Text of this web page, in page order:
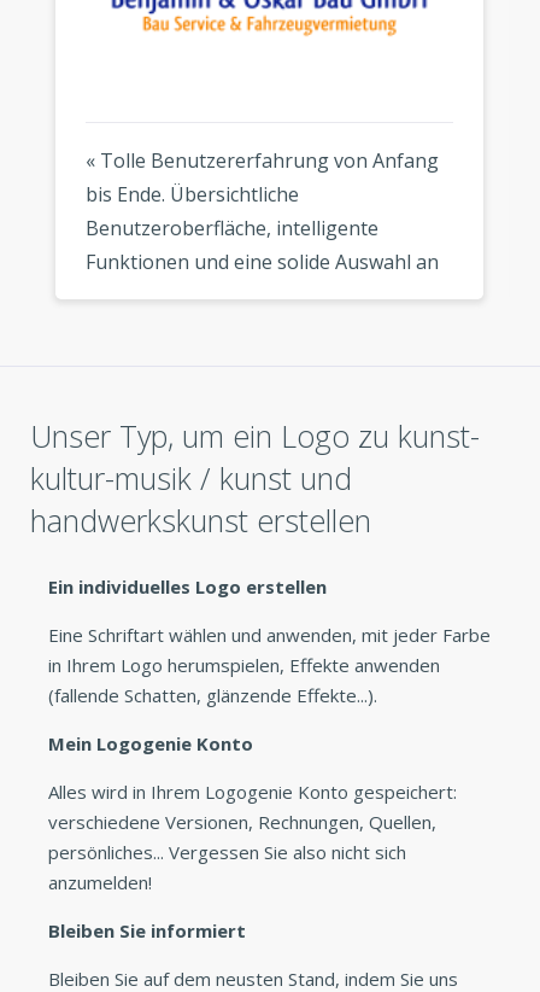
« Tolle Benutzererfahrung von Anfang
bis Ende. Übersichtliche
Benutzeroberfläche, intelligente
Funktionen und eine solide Auswahl an
modernen Vorlagen. Mein Logo sieht
Unser Typ, um ein Logo zu kunst-
kultur-musik / kunst und
handwerkskunst erstellen
Ein individuelles Logo erstellen
Eine Schriftart wählen und anwenden, mit jeder Farbe
in Ihrem Logo herumspielen, Effekte anwenden
(fallende Schatten, glänzende Effekte...).
Mein Logogenie Konto
Alles wird in Ihrem Logogenie Konto gespeichert:
verschiedene Versionen, Rechnungen, Quellen,
persönliches... Vergessen Sie also nicht sich
anzumelden!
Bleiben Sie informiert
Bleiben Sie auf dem neusten Stand, indem Sie uns